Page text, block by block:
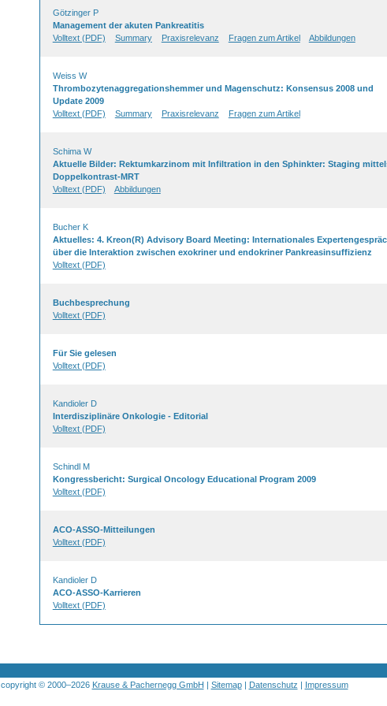
Götzinger P
Management der akuten Pankreatitis
Volltext (PDF)
Summary Praxisrelevanz Fragen zum Artikel Abbildungen
Weiss W
Thrombozytenaggregationshemmer und Magenschutz: Konsensus 2008 und
Update 2009
Volltext (PDF)
Summary Praxisrelevanz Fragen zum Artikel
Schima W
Aktuelle Bilder: Rektumkarzinom mit Infiltration in den Sphinkter: Staging
Doppelkontrast-MRT
Volltext (PDF)
Abbildungen
Bucher K
Aktuelles: 4. Kreon(R) Advisory Board Meeting: Internationales
über die Interaktion zwischen exokriner und endokriner Pankreasinsuffizienz
Volltext (PDF)
Buchbesprechung
Volltext (PDF)
Für Sie gelesen
Volltext (PDF)
Kandioler D
Interdisziplinäre Onkologie - Editorial
Volltext (PDF)
Schindl M
Kongressbericht: Surgical Oncology Educational Program 2009
Volltext (PDF)
ACO-ASSO-Mitteilungen
Volltext (PDF)
Kandioler D
ACO-ASSO-Karrieren
Volltext (PDF)
copyright © 2000–2026 Krause & Pachernegg GmbH | Sitemap| Datenschutz | Impressum